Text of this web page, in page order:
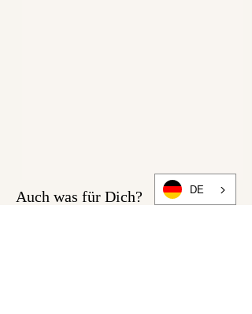
Auch was für Dich? DE